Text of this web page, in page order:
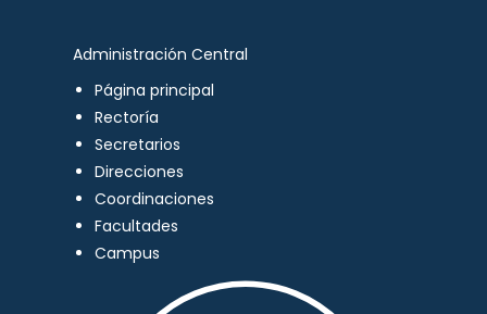
Administración Central
Página principal
Rectoría
Secretarios
Direcciones
Coordinaciones
Facultades
Campus